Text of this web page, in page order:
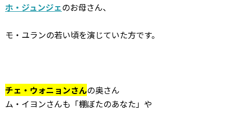
ホ・ジュンジェのお母さん、
モ・ユランの若い頃を演じていた方です。
チェ・ウォニョンさんの奥さん
ム・イヨンさんも「棚ぼたのあなた」や